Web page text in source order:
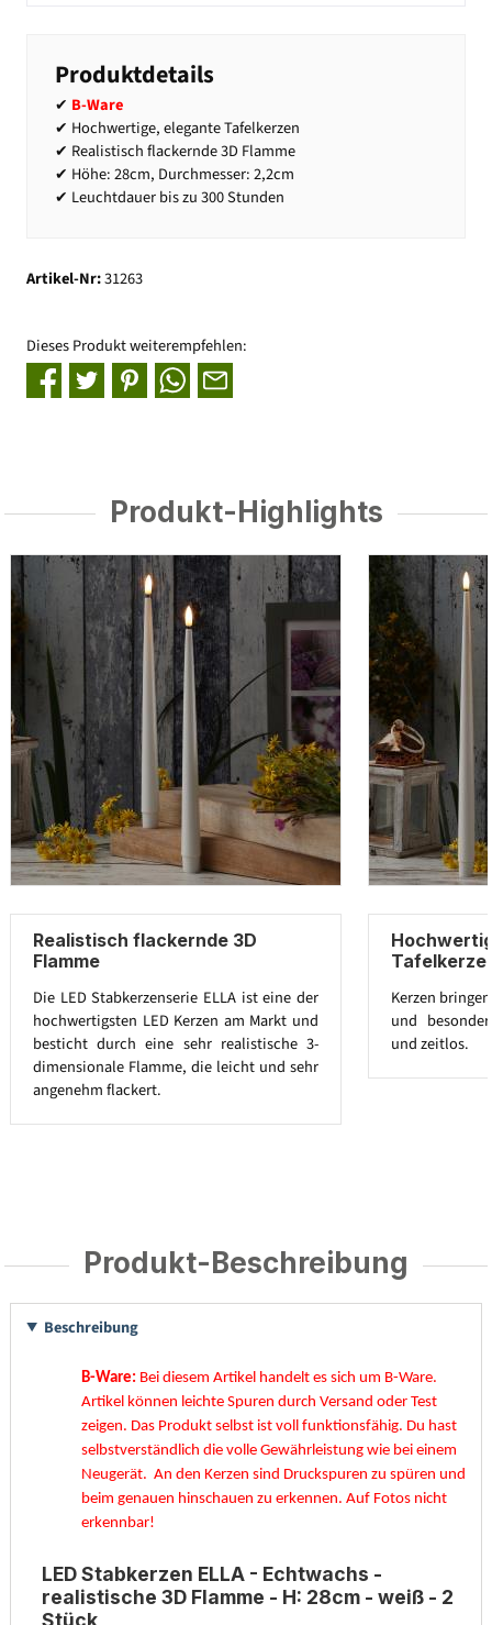
Produktdetails
✔ B-Ware
✔ Hochwertige, elegante Tafelkerzen
✔ Realistisch flackernde 3D Flamme
✔ Höhe: 28cm, Durchmesser: 2,2cm
✔ Leuchtdauer bis zu 300 Stunden
Artikel-Nr:31263
Dieses Produkt weiterempfehlen:
Produkt-Highlights
Realistisch flackernde 3D
Flamme
Die LED Stabkerzenserie ELLA ist eine der
hochwertigsten LED Kerzen am Markt und
besticht durch eine sehr realistische 3-
dimensionale Flamme, die leicht und sehr
angenehm flackert.
Kerzen
und
und zeitlos.
Produkt-Beschreibung
Beschreibung
B-Ware: Bei diesem Artikel handelt es sich um B-Ware.
Artikel können leichte Spuren durch Versand oder Test
zeigen. Das Produkt selbst ist voll funktionsfähig. Du hast
selbstverständlich die volle Gewährleistung wie bei einem
Neugerät. An den Kerzen sind Druckspuren zu spüren und
beim genauen hinschauen zu erkennen. Auf Fotos nicht
erkennbar!
LED Stabkerzen ELLA - Echtwachs -
realistische 3D Flamme - H: 28cm - weiß - 2